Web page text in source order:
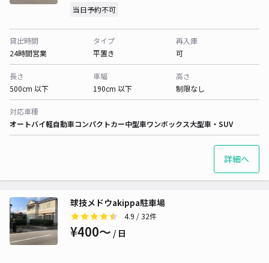
当日予約不可
貸出時間
24時間営業
タイプ
平置き
再入庫
可
長さ
500cm 以下
車幅
190cm 以下
高さ
制限なし
対応車種
オートバイ軽自動車コンパクトカー中型車ワンボックス大型車・SUV
詳細へ
球技メドウakippa駐車場
4.9 / 32件
¥400〜 / 日